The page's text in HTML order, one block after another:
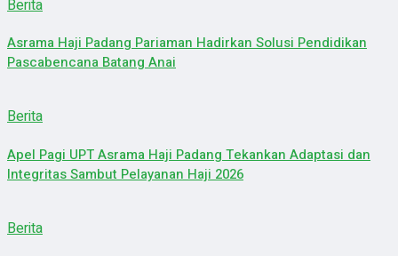
Berita
Asrama Haji Padang Pariaman Hadirkan Solusi Pendidikan
Pascabencana Batang Anai
Berita
Apel Pagi UPT Asrama Haji Padang Tekankan Adaptasi dan
Integritas Sambut Pelayanan Haji 2026
Berita